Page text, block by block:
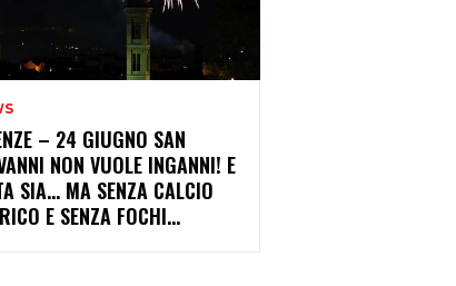
– 24 GIUGNO SAN
NON VUOLE INGANNI! E
SIA… MA SENZA CALCIO
E SENZA FOCHI…